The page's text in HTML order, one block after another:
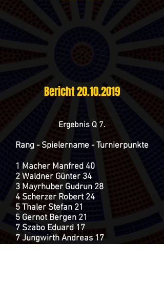
Bericht20.10.2019
Ergebnis Q 7.
Rang - Spielername - Turnierpunkte
1 Macher Manfred 40
2 Waldner Günter 34
3 Mayrhuber Gudrun 28
4 Scherzer Robert 24
5 Thaler Stefan 21
5 Gernot Bergen 21
7 Szabo Eduard 17
7 Jungwirth Andreas 17